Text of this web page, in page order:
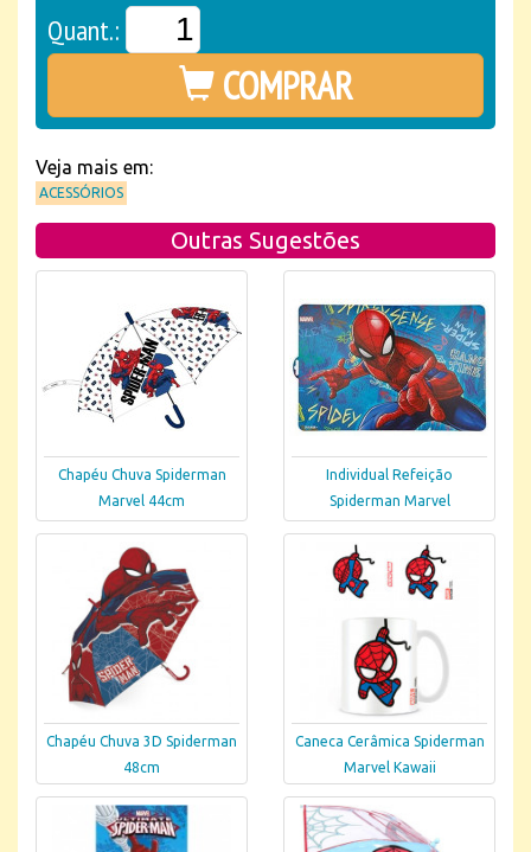
Quant.:
COMPRAR
Veja mais em:
ACESSÓRIOS
Outras Sugestões
Chapéu Chuva Spiderman
Marvel 44cm
Individual Refeição
Spiderman Marvel
Chapéu Chuva 3D Spiderman
48cm
Caneca Cerâmica Spiderman
Marvel Kawaii